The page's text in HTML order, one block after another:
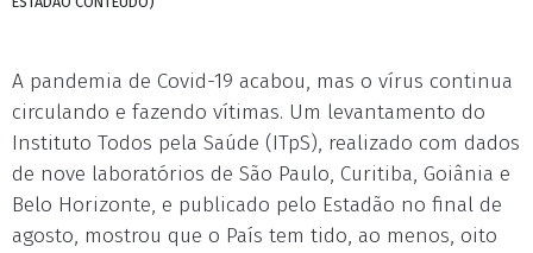
A pandemia de Covid-19 acabou, mas o vírus continua
circulando e fazendo vítimas. Um levantamento do
Instituto Todos pela Saúde (ITpS), realizado com dados
de nove laboratórios de São Paulo, Curitiba, Goiânia e
Belo Horizonte, e publicado pelo Estadão no final de
agosto, mostrou que o País tem tido, ao menos, oito